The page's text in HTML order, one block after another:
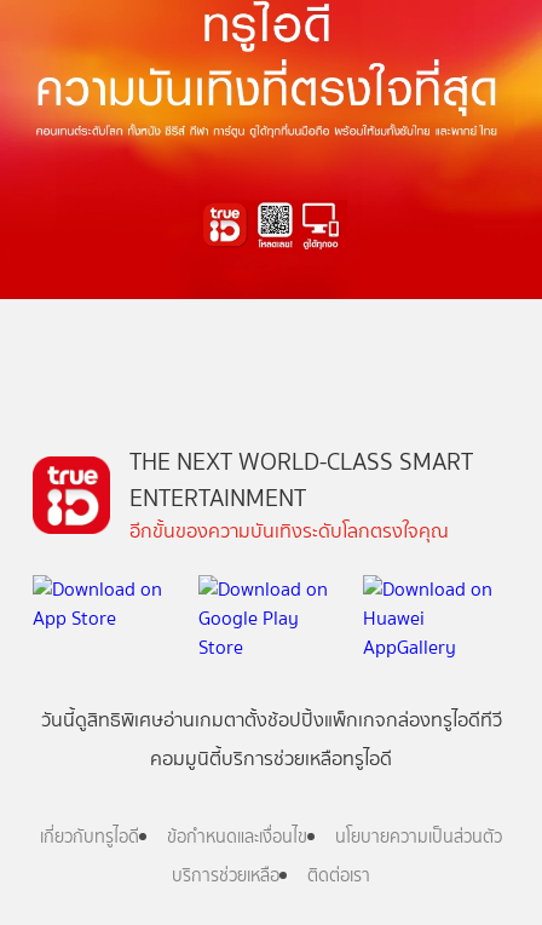
THE NEXT WORLD-CLASS SMART
ENTERTAINMENT
อีกขั้นของความบันเทิงระดับโลกตรงใจคุณ
วันนี้ดูสิทธิพิเศษอ่านเกมตาตั้งช้อปปิ้งแพ็กเกจกล่องทรูไอดีทีวี
คอมมูนิตี้บริการช่วยเหลือทรูไอดี
เกี่ยวกับทรูไอดี ข้อกำหนดและเงื่อนไข
นโยบายความเป็นส่วนตัว
บริการช่วยเหลือ
ติดต่อเรา